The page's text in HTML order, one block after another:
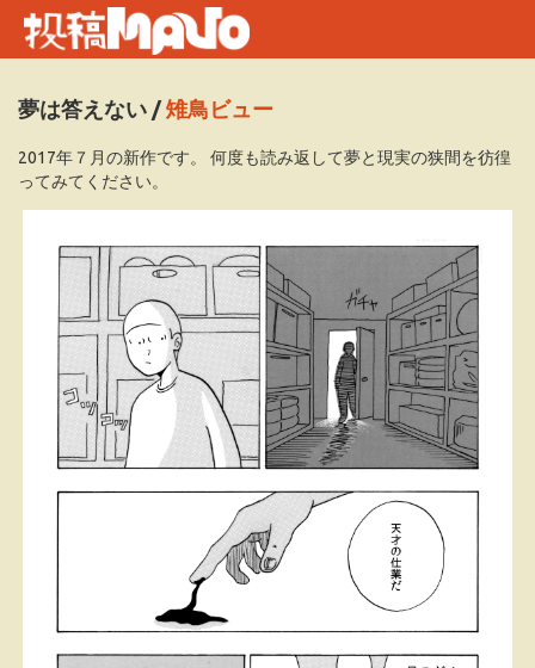
夢は答えない /雉鳥ビュー
2017年７月の新作です。 何度も読み返して夢と現実の狭間を彷徨
ってみてください。